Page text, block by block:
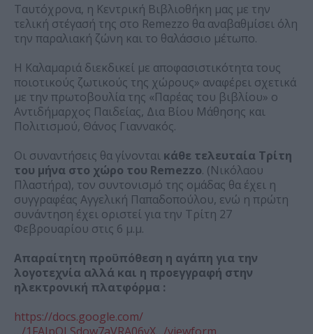
Ταυτόχρονα, η Κεντρική Βιβλιοθήκη μας με την
τελική στέγασή της στο Remezzo θα αναβαθμίσει όλη
την παραλιακή ζώνη και το θαλάσσιο μέτωπο.
Η Καλαμαριά διεκδικεί με αποφασιστικότητα τους
ποιοτικούς ζωτικούς της χώρους» αναφέρει σχετικά
με την πρωτοβουλία της «Παρέας του βιβλίου» ο
Αντιδήμαρχος Παιδείας, Δια Βίου Μάθησης και
Πολιτισμού, Θάνος Γιαννακός.
Οι συναντήσεις θα γίνονται κάθε τελευταία Τρίτη
του μήνα στο χώρο του Remezzo. (Νικόλαου
Πλαστήρα), τον συντονισμό της ομάδας θα έχει η
συγγραφέας Αγγελική Παπαδοπούλου, ενώ η πρώτη
συνάντηση έχει οριστεί για την Τρίτη 27
Φεβρουαρίου στις 6 μ.μ.
Απαραίτητη προϋπόθεση η αγάπη για την
λογοτεχνία αλλά και η προεγγραφή στην
ηλεκτρονική πλατφόρμα :
https://docs.google.com/
…/1FAIpQLSdow7aVRA06vX…/viewform